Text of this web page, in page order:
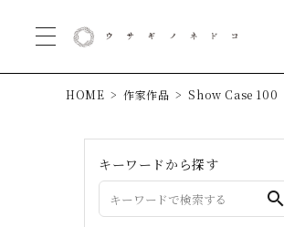
HOME 作家作品 Show Case 100
キーワードから探す
search